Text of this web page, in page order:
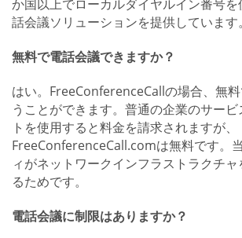
か国以上でローカルダイヤルイン番号
話会議ソリューションを提供しています。
無料で電話会議できますか？
はい。FreeConferenceCallの場合、無
うことができます。普通の企業のサー
トを使用すると料金を請求されますが、
FreeConferenceCall.comは無料です。
ィがネットワークインフラストラクチ
るためです。
電話会議に制限はありますか？